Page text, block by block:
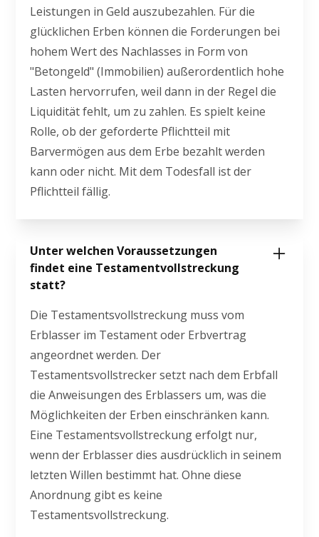
Leistungen in Geld auszubezahlen. Für die
glücklichen Erben können die Forderungen bei
hohem Wert des Nachlasses in Form von
"Betongeld" (Immobilien) außerordentlich hohe
Lasten hervorrufen, weil dann in der Regel die
Liquidität fehlt, um zu zahlen. Es spielt keine
Rolle, ob der geforderte Pflichtteil mit
Barvermögen aus dem Erbe bezahlt werden
kann oder nicht. Mit dem Todesfall ist der
Pflichtteil fällig.
Unter welchen Voraussetzungen
findet eine Testamentvollstreckung
statt?
Die Testamentsvollstreckung muss vom
Erblasser im Testament oder Erbvertrag
angeordnet werden. Der
Testamentsvollstrecker setzt nach dem Erbfall
die Anweisungen des Erblassers um, was die
Möglichkeiten der Erben einschränken kann.
Eine Testamentsvollstreckung erfolgt nur,
wenn der Erblasser dies ausdrücklich in seinem
letzten Willen bestimmt hat. Ohne diese
Anordnung gibt es keine
Testamentsvollstreckung.